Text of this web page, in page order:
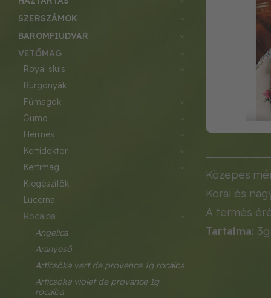
Közepes
Korai és
A termés
Tartalma: 3g
SZERSZÁMOK
BAROMFIUDVAR
VETŐMAG
royal sluis
burgonyák
fűmagok
gumo
hermes
kertidoktor
kertimag
kiegészítők
lucerna
rocalba
angelica
aranyeső
articsóka vert de provence 1g rocalba
articsóka violet de provance 1g
rocalba